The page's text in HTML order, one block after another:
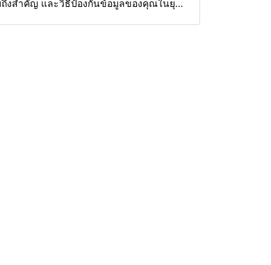
ถึงสำคัญ และวิธีป้องกันข้อมูลของคุณในยุค